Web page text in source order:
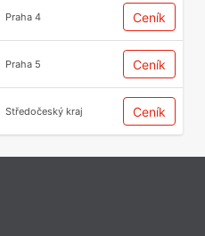
Praha 4 Ceník
Praha 5 Ceník
Středočeský kraj Ceník